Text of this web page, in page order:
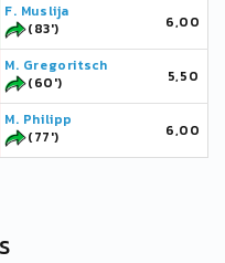
F. Muslija
(83')
6,00
M. Gregoritsch
(60')
5,50
M. Philipp
(77')
6,00